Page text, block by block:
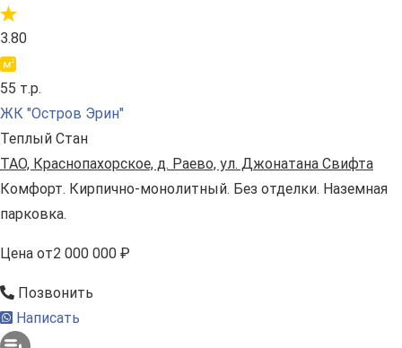
3.80
55 т.р.
ЖК "Остров Эрин"
Теплый Стан
ТАО, Краснопахорское, д. Раево, ул. Джонатана Свифта
Комфорт. Кирпично-монолитный. Без отделки. Наземная
парковка.
Цена от2 000 000 ₽
Позвонить
Написать